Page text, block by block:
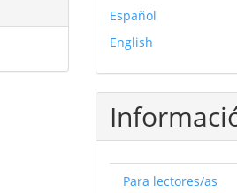
Español
English
Para lectores/as